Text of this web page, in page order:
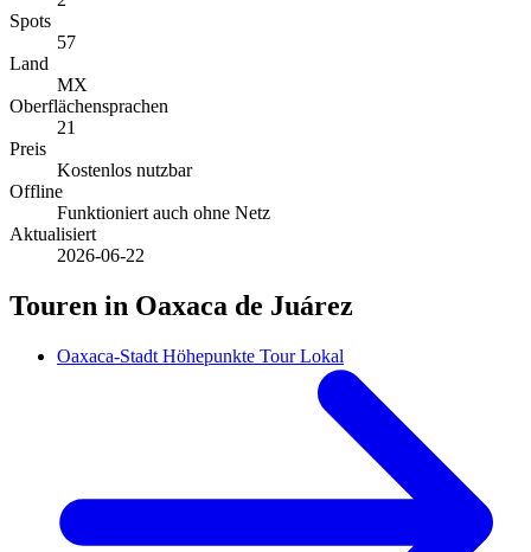
Spots
57
Land
MX
Oberflächensprachen
21
Preis
Kostenlos nutzbar
Offline
Funktioniert auch ohne Netz
Aktualisiert
2026-06-22
Touren in Oaxaca de Juárez
Oaxaca-Stadt Höhepunkte Tour Lokal